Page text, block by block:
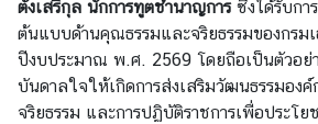
ะ
แ
อ
ฟ
ตั้งเสรีกุล นักการทูตชำนาญการซึ่งได้รับกา
ต้นแบบด้านคุณธรรมและจริยธรรมของกรม
ปีงบประมาณ พ.ศ. 2569 โดยถือเป็นตัวอย่
บันดาลใจให้เกิดการส่งเสริมวัฒนธรรมอง
จริยธรรม และการปฏิบัติราชการเพื่อประโ